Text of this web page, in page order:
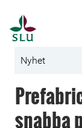
Nyhet
snabba